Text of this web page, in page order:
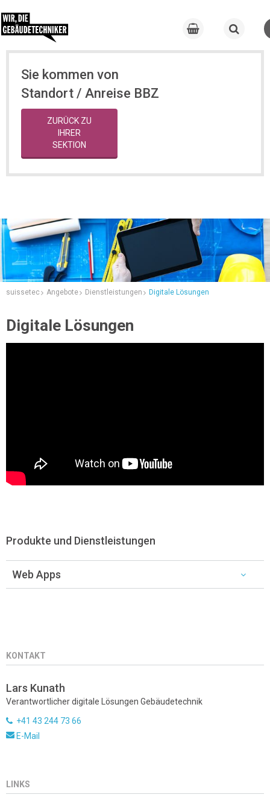
Sie kommen von
Standort / Anreise BBZ
ZURÜCK ZU
IHRER
SEKTION
suissetec Angebote Dienstleistungen Digitale Lösungen
Digitale Lösungen
Produkte und Dienstleistungen
Web Apps
KONTAKT
Lars Kunath
Verantwortlicher digitale Lösungen Gebäudetechnik
+41 43 244 73 66
E-Mail
LINKS